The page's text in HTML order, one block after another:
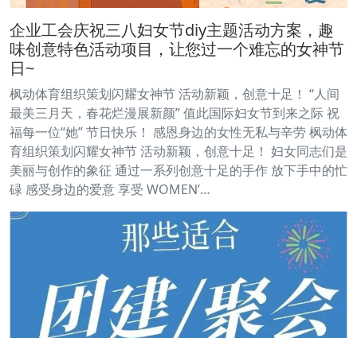
企业工会庆祝三八妇女节diy主题活动方案，趣
味创意特色活动项目，让您过一个难忘的女神节
日~
枫动体育组织策划闪耀女神节 活动新颖，创意十足！ “人间
最美三月天，春花烂漫展新颜” 值此国际妇女节到来之际 祝
福每一位“她” 节日快乐！ 感恩身边的女性无私与辛劳 枫动体
育组织策划闪耀女神节 活动新颖，创意十足！ 妇女同志们是
美丽与创作的象征 通过一系列创意十足的手作 放下手中的忙
碌 感受身边的爱意 享受 WOMEN’…